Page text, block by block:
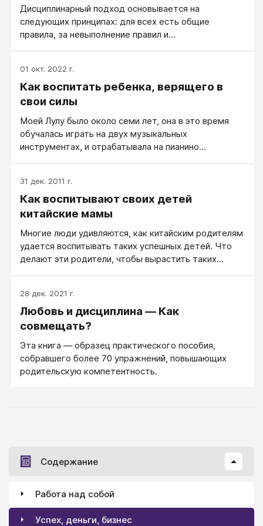
Дисциплинарный подход основывается на
следующих принципах: для всех есть общие
правила, за невыполнение правил и
01 окт. 2022 г.
Как воспитать ребенка, верящего в
свои силы
Моей Лулу было около семи лет, она в это время
обучалась играть на двух музыкальных
инструментах, и отрабатывала на пианино
Ибера. Это веселая музыка - можно легко
представить себе ослика, бредущего по дороге
вместе с хозяином - но технически это довольно
разными руками надо поддерживать
шизофренически разные ритмы.
31 дек. 2011 г.
Как воспитывают своих детей
китайские мамы
Многие люди удивляются, как китайским родителям
удается воспитывать таких успешных детей. Что
делают эти родители, чтобы вырастить таких
самое в своей семье. Я могу рассказать, потому что
я сама сделала это. Вот вещи, которые моим
дочерям Софии и Луизе никогда не разрешалось
28 дек. 2021 г.
Любовь и дисциплина — Как
совмещать?
Эта книга — образец практического пособия,
собравшего более 70 упражнений, повышающих
родительскую компетентность.
Содержание
Работа над собой
Успех, деньги, бизнес